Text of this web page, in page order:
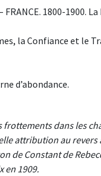
FRANCE. 1800-
la Confiance et le
d’abondance.
frottements dans les
attribution au revers
de Constant de
en 1909.